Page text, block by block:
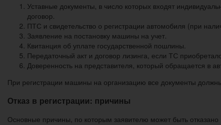
Уставные документы, в число которых входят
договор.
ПТС и свидетельство о регистрации автомобиля (при
Заявление на постановку машины на учет.
Квитанция об уплате государственной пошлины.
Передаточный акт и договор лизинга, если ТС
Доверенность на представителя, который обращается в
При регистрации машины на организацию все документы
Отказ в регистрации: причины
Основные причины, по которым заявителю может быть